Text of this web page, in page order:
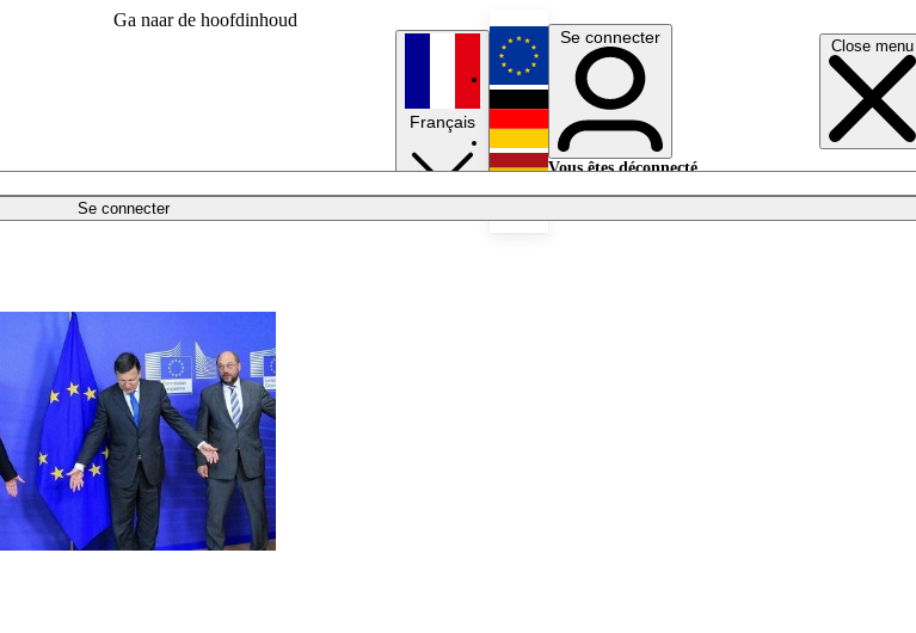
Ga naar de hoofdinhoud
Close menu
Se connecter
Français
English
Deutsch
Se connecter
Vous êtes déconnecté.